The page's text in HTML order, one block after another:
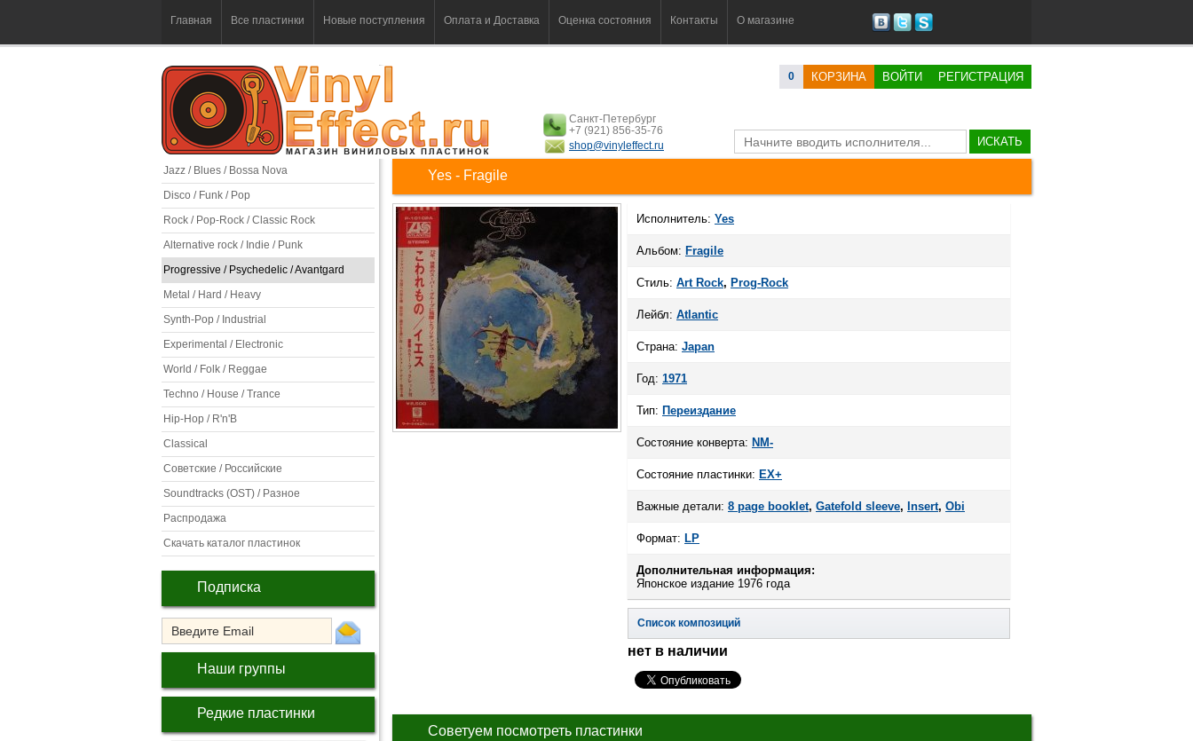
Главная Все пластинки Новые поступления Оплата и Доставка Оценка состояния Контакты О магазине
0 КОРЗИНА ВОЙТИ РЕГИСТРАЦИЯ
Санкт-Петербург
+7 (921) 856-35-76
shop@vinyleffect.ru
ИСКАТЬ
Jazz / Blues / Bossa Nova
Disco / Funk / Pop
Rock / Pop-Rock / Classic Rock
Alternative rock / Indie / Punk
Progressive / Psychedelic / Avantgard
Metal / Hard / Heavy
Synth-Pop / Industrial
Experimental / Electronic
World / Folk / Reggae
Techno / House / Trance
Hip-Hop / R'n'B
Classical
Советские / Российские
Soundtracks (OST) / Разное
Распродажа
Скачать каталог пластинок
Подписка
Наши группы
Редкие пластинки
Yes - Fragile
Исполнитель: Yes
Альбом: Fragile
Стиль: Art Rock, Prog-Rock
Лейбл: Atlantic
Страна: Japan
Год: 1971
Тип: Переиздание
Состояние конверта: NM-
Состояние пластинки: EX+
Важные детали: 8 page booklet, Gatefold sleeve, Insert, Оbi
Формат: LP
Дополнительная информация:
Японское издание 1976 года
Список композиций
нет в наличии
Советуем посмотреть пластинки